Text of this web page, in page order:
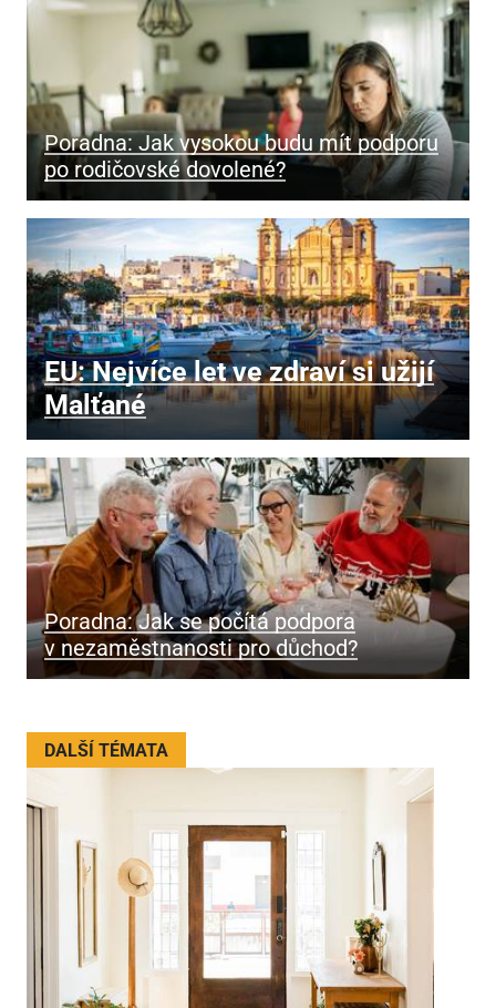
Poradna: Jak vysokou budu mít podporu
po rodičovské dovolené?
EU: Nejvíce let ve zdraví si užijí
Malťané
Poradna: Jak se počítá podpora
v nezaměstnanosti pro důchod?
DALŠÍ TÉMATA